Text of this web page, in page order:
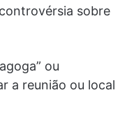
sobre
ou
a reunião ou local